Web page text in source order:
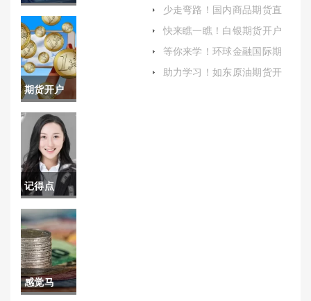
用！新手
炒期货喊
单直播室
（提供了
一个便捷
高效的途
径）
期货开户
资料保留
几年有效
(期货开户
资料保留
几年有效
啊)
记得点
赞！外国
黄金期货
开户流程
(网上黄金
感觉马
要什么条件呢)
少走弯路！国内商品期货直
交易建议和策略的一种服务
形式)
快来瞧一瞧！白银期货开户
指南）
等你来学！环球金融国际期
助力学习！如东原油期货开